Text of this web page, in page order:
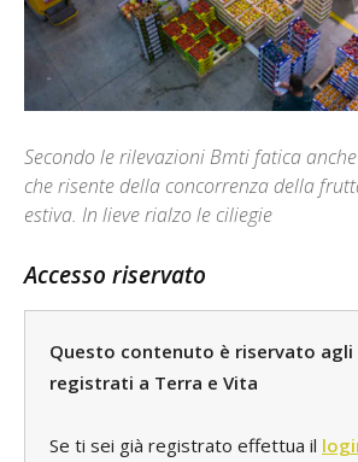
Secondo le rilevazioni Bmti fatica
che risente della concorrenza della
estiva. In lieve rialzo le ciliegie
Accesso riservato
Questo contenuto è riservato
registrati a Terra e Vita
Se ti sei già registrato effettua il